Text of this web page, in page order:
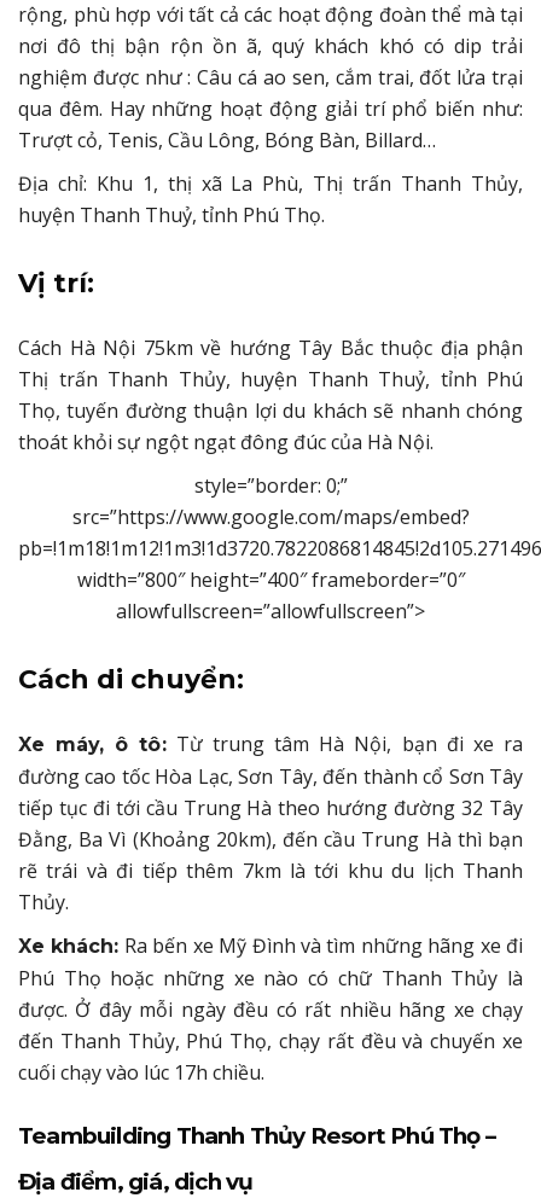
rộng, phù hợp với tất cả các hoạt động đoàn thể mà tại
nơi đô thị bận rộn ồn ã, quý khách khó có dip trải
nghiệm được như : Câu cá ao sen, cắm trai, đốt lửa trại
qua đêm. Hay những hoạt động giải trí phổ biến như:
Trượt cỏ, Tenis, Cầu Lông, Bóng Bàn, Billard…
Địa chỉ: Khu 1, thị xã La Phù, Thị trấn Thanh Thủy,
huyện Thanh Thuỷ, tỉnh Phú Thọ.
Vị trí:
Cách Hà Nội 75km về hướng Tây Bắc thuộc địa phận
Thị trấn Thanh Thủy, huyện Thanh Thuỷ, tỉnh Phú
Thọ, tuyến đường thuận lợi du khách sẽ nhanh chóng
thoát khỏi sự ngột ngạt đông đúc của Hà Nội.
style=”border: 0;”
src=”https://www.google.com/maps/embed?
width=”800″ height=”400″ frameborder=”0″
allowfullscreen=”allowfullscreen”>
Cách di chuyển:
Xe máy, ô tô:Từ trung tâm Hà Nội, bạn đi xe ra
đường cao tốc Hòa Lạc, Sơn Tây, đến thành cổ Sơn Tây
tiếp tục đi tới cầu Trung Hà theo hướng đường 32 Tây
Đằng, Ba Vì (Khoảng 20km), đến cầu Trung Hà thì bạn
rẽ trái và đi tiếp thêm 7km là tới khu du lịch Thanh
Thủy.
Xe khách: Ra bến xe Mỹ Đình và tìm những hãng xe đi
Phú Thọ hoặc những xe nào có chữ Thanh Thủy là
được. Ở đây mỗi ngày đều có rất nhiều hãng xe chạy
đến Thanh Thủy, Phú Thọ, chạy rất đều và chuyến xe
cuối chạy vào lúc 17h chiều.
Teambuilding Thanh Thủy Resort Phú Thọ –
Địa điểm, giá, dịch vụ